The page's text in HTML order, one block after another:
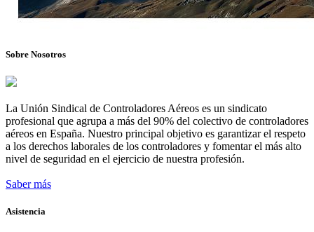
Sobre Nosotros
La Unión Sindical de Controladores Aéreos es un sindicato
profesional que agrupa a más del 90% del colectivo de controladores
aéreos en España. Nuestro principal objetivo es garantizar el respeto
a los derechos laborales de los controladores y fomentar el más alto
nivel de seguridad en el ejercicio de nuestra profesión.
Saber más
Asistencia